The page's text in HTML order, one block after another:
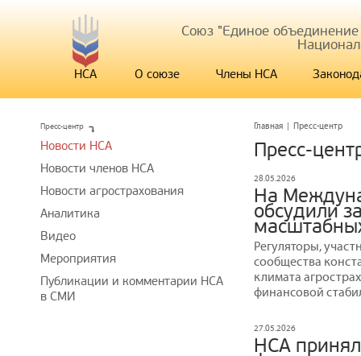
Союз "Единое
НСА О союзе Члены НСА
Главная | Пресс-центр
Пресс-
28.05.2026
На
обсудили
Регуляторы,
сообщества
климата
финансовой
27.05.2026
НСА принял
Пресс-центр
Новости НСА
Новости членов НСА
Новости агрострахования
Аналитика
Видео
Мероприятия
Публикации и комментарии НСА
в СМИ